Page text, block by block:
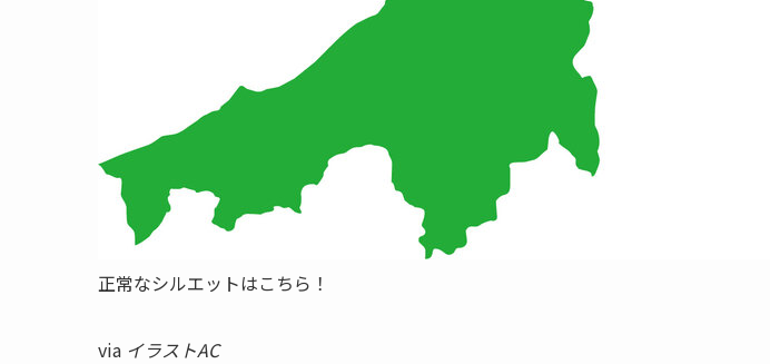
正常なシルエットはこちら！
via イラストAC